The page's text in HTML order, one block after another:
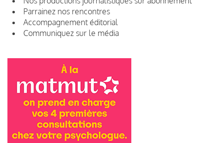
Parrainez nos rencontres
Accompagnement éditorial
Communiquez sur le média